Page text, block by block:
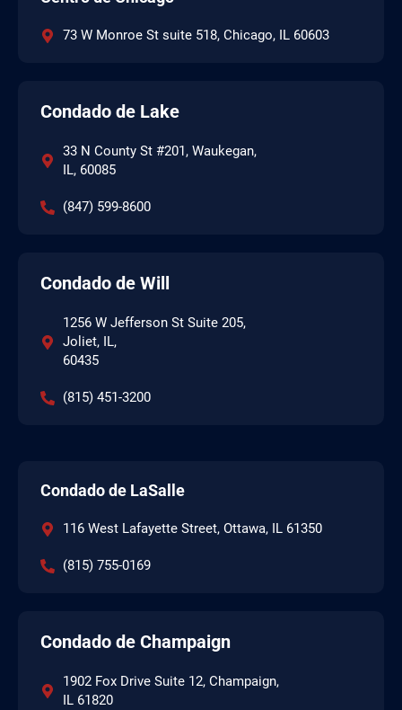
73 W Monroe St suite 518, Chicago, IL 60603
Condado de Lake
33 N County St #201, Waukegan,
IL, 60085
(847) 599-8600
Condado de Will
1256 W Jefferson St Suite 205,
Joliet, IL,
60435
(815) 451-3200
Condado de LaSalle
116 West Lafayette Street, Ottawa, IL 61350
(815) 755-0169
Condado de Champaign
1902 Fox Drive Suite 12, Champaign,
IL 61820